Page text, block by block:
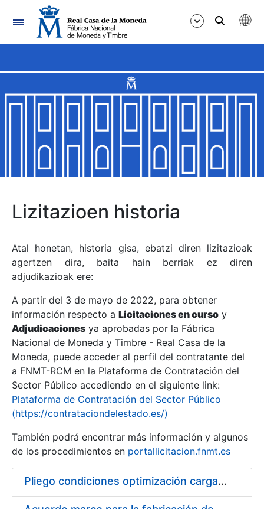
Nabigazioa
Erakutsi/Ezkutatu
Erakutsi/Ezkutatu
Erakutsi/Ezkutatu
Erakutsi/Ezkutatu
Erakutsi/Ezkutatu
Erakutsi/Ezkutatu
Erakutsi/Ezkutatu
Erakutsi/Ezkutatu
Lizitazioen historia
Atal honetan, historia gisa, ebatzi diren lizitazioak
agertzen dira, baita hain berriak ez diren
adjudikazioak ere:
A partir del 3 de mayo de 2022, para obtener
información respecto a Licitaciones en curso y
Adjudicaciones ya aprobadas por la Fábrica
Nacional de Moneda y Timbre - Real Casa de la
Moneda, puede acceder al perfil del contratante del
a FNMT-RCM en la Plataforma de Contratación del
Sector Público accediendo en el siguiente link:
Plataforma de Contratación del Sector Público
(https://contrataciondelestado.es/)
También podrá encontrar más información y algunos
de los procedimientos en portallicitacion.fnmt.es
Pliego condiciones optimización cargas compras firmado